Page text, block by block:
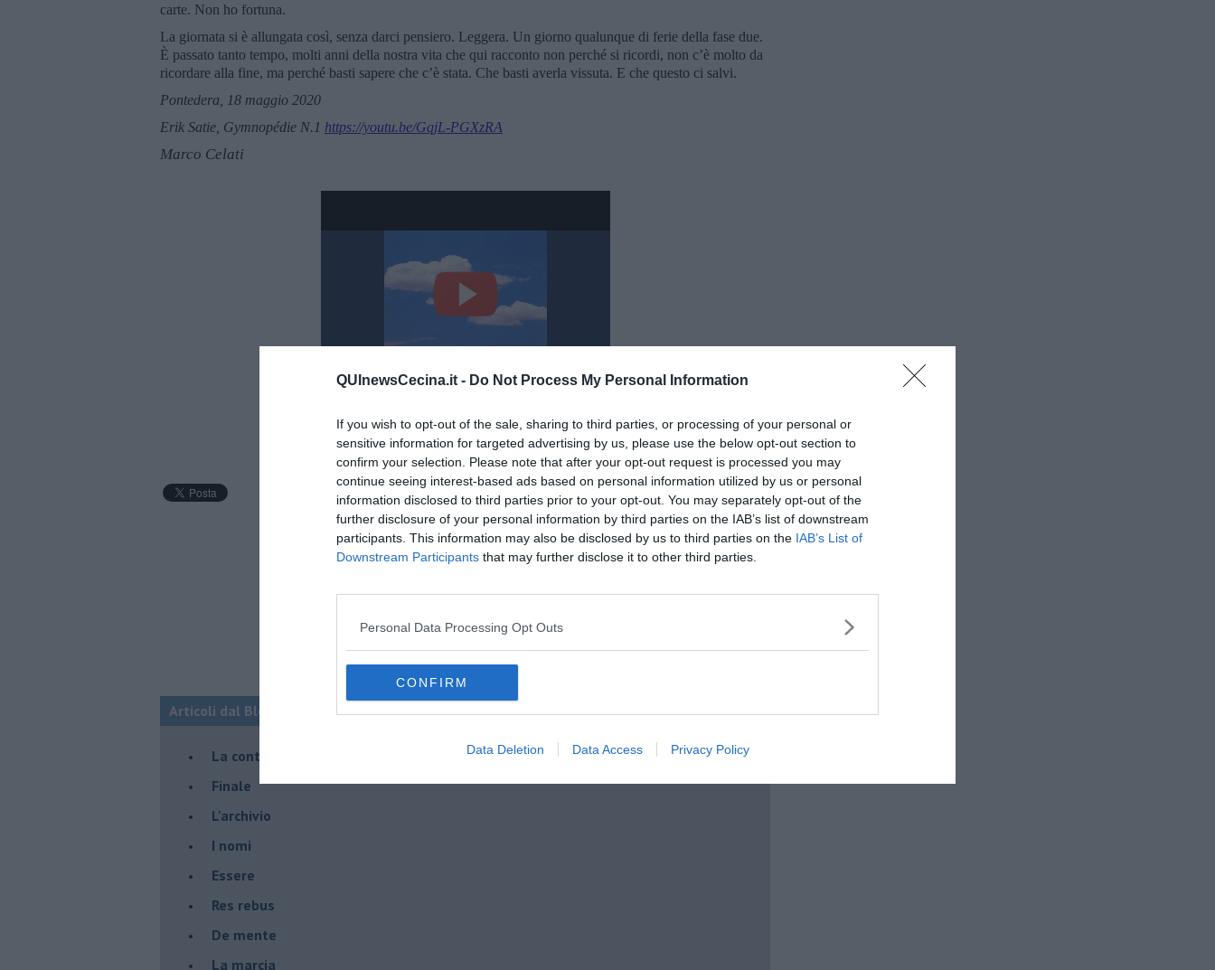
QUInewsCecina.it - Do Not Process My Personal Information
If you wish to opt-out of the sale, sharing to third parties, or processing of your personal or
sensitive information for targeted advertising by us, please use the below opt-out section to
confirm your selection. Please note that after your opt-out request is processed you may
continue seeing interest-based ads based on personal information utilized by us or personal
information disclosed to third parties prior to your opt-out. You may separately opt-out of the
further disclosure of your personal information by third parties on the IAB’s list of downstream
participants. This information may also be disclosed by us to third parties on the IAB’s List of
Downstream Participants that may further disclose it to other third parties.
Personal Data Processing Opt Outs
CONFIRM
Data Deletion Data Access Privacy Policy
carte. Non ho fortuna.
La giornata si è allungata così, senza darci pensiero. Leggera. Un giorno qualunque di ferie della fase due.
È passato tanto tempo, molti anni della nostra vita che qui racconto non perché si ricordi, non c’è molto da
ricordare alla fine, ma perché basti sapere che c’è stata. Che basti averla vissuta. E che questo ci salvi.
Pontedera, 18 maggio 2020
Erik Satie, Gymnopédie N.1 https://youtu.be/GqjL-PGXzRA
Marco Celati
3 Gymnopédies: No. 1, Lent et douloureux
Articoli dal Blog “Racconti della domenica” di Marco Celati
La controversia degli azzimi
Finale
L'archivio
I nomi
Essere
Res rebus
De mente
La marcia